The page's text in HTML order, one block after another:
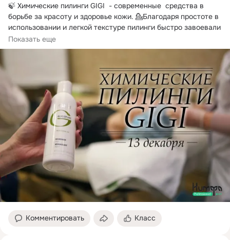
🍃 Химические пилинги GIGI  - современные  средства в
борьбе за красоту и здоровье кожи. 💁Благодаря простоте в
использовании и легкой текстуре пилинги быстро завоевали
любовь среди клиентов.
Показать еще
Комментировать Класс